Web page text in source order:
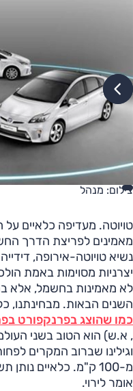
צילום: מנהל
טויוטה. מעדיפה כלאיים על
מאמינים לפריצת הדרך
נשיא טויוטה-אירופה,
יצרניות מסוימות באמת
השנים הבאות. מבחינתנו,
כמו שהוצג בפרנקפורט
וגילינו שברוב המקרים
מ-100 ק"מ. כלאיים
אומר לירוי.